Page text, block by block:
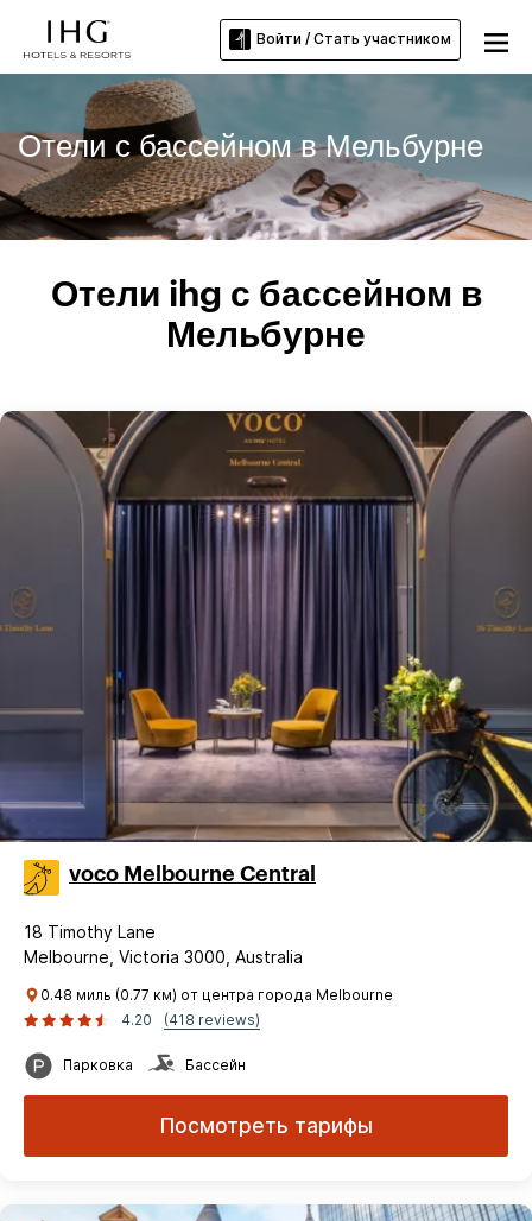
Войти / Стать участником
Отели с бассейном в Мельбурне
Отели ihg с бассейном в
Мельбурне
voco Melbourne Central
18 Timothy Lane
Melbourne, Victoria 3000, Australia
0.48 миль (0.77 км) от центра города Melbourne
4.20
(418 reviews)
Парковка Бассейн
Посмотреть тарифы